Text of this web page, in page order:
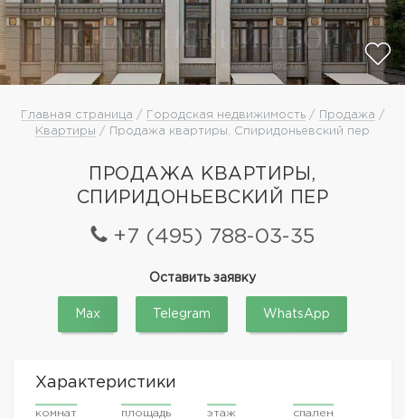
Главная страница / Городская недвижимость/ Продажа /
Квартиры / Продажа квартиры, Спиридоньевский пер
ПРОДАЖА КВАРТИРЫ,
СПИРИДОНЬЕВСКИЙ ПЕР
+7 (495) 788-03-35
Оставить заявку
Max Telegram WhatsApp
Характеристики
комнат площадь этаж спален